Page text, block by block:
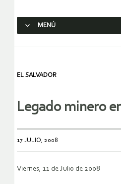
MENÚ
EL SALVADOR
Legado minero
17 JULIO, 2008
Viernes, 11 de Julio de 2008